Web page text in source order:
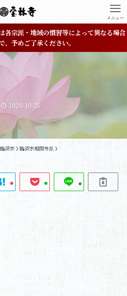
メニュー
各宗派・地域の慣習等によって異なる場合
、予めご了承ください。
2020-10-25
臨済宗 臨済宗相国寺派